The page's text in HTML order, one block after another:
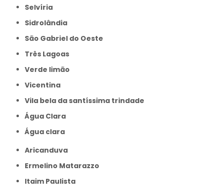
Selvíria
Sidrolândia
São Gabriel do Oeste
Três Lagoas
Verde limão
Vicentina
Vila bela da santíssima trindade
Água Clara
Água clara
Aricanduva
Ermelino Matarazzo
Itaim Paulista